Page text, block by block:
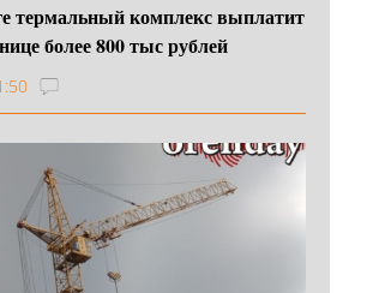
термальный комплекс выплатит
более 800 тыс рублей